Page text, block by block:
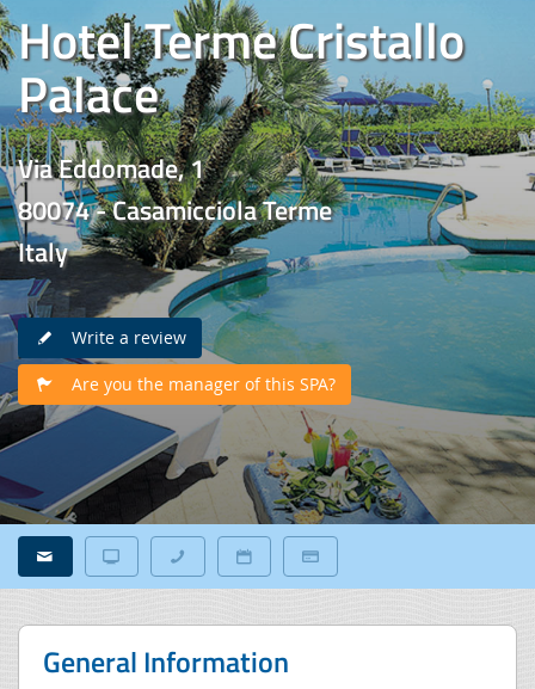
Hotel Terme Cristallo
Palace
Via Eddomade, 1
80074 - Casamicciola Terme
Italy
Write a review
Are you the manager of this SPA?
General Information